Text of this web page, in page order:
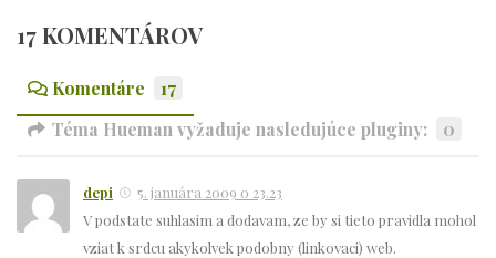
17 KOMENTÁROV
Komentáre
17
Téma Hueman vyžaduje nasledujúce pluginy:
0
depi
5. januára 2009 o 23.23
V podstate suhlasim a dodavam, ze by si tieto pravidla mohol
vziat k srdcu akykolvek podobny (linkovaci) web.